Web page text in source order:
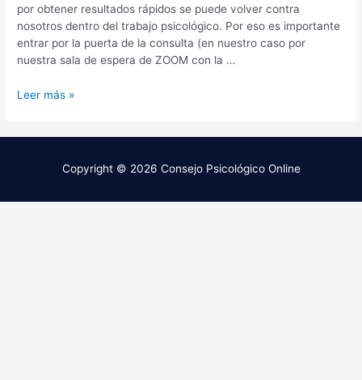
por obtener resultados rápidos se puede volver contra
nosotros dentro del trabajo psicológico. Por eso es importante
entrar por la puerta de la consulta (en nuestro caso por
nuestra sala de espera de ZOOM con la …
Leer más »
Copyright © 2026 Consejo Psicológico Online